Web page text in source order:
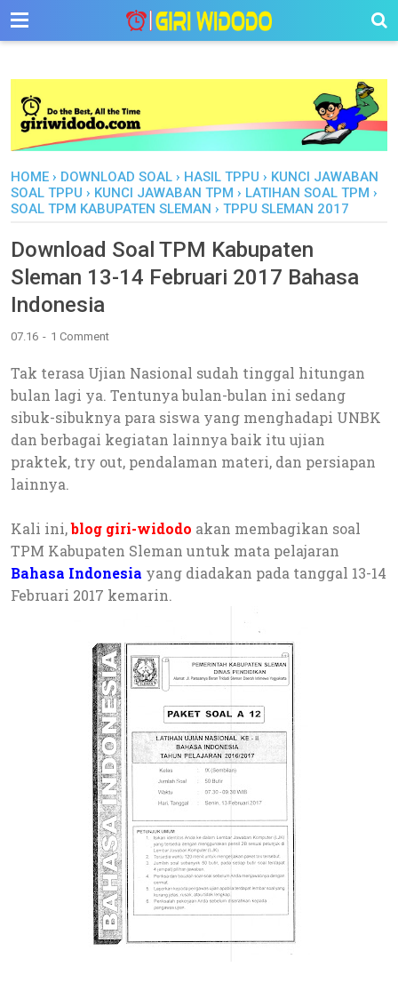
-->
HOME › DOWNLOAD SOAL › HASIL TPPU › KUNCI JAWABAN
SOAL TPPU › KUNCI JAWABAN TPM › LATIHAN SOAL TPM ›
SOAL TPM KABUPATEN SLEMAN › TPPU SLEMAN 2017
Download Soal TPM Kabupaten
Sleman 13-14 Februari 2017 Bahasa
Indonesia
07.16 1 Comment
Tak terasa Ujian Nasional sudah tinggal hitungan
bulan lagi ya. Tentunya bulan-bulan ini sedang
sibuk-sibuknya para siswa yang menghadapi UNBK
dan berbagai kegiatan lainnya baik itu ujian
praktek, try out, pendalaman materi, dan persiapan
lainnya.
Kali ini,blog giri-widodo akan membagikan soal
TPM Kabupaten Sleman untuk mata pelajaran
Bahasa Indonesia yang diadakan pada tanggal 13-14
Februari 2017 kemarin.